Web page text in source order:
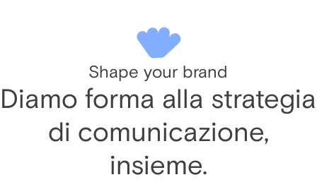
Shape your brand
Diamo forma alla strategia
di comunicazione,
insieme.